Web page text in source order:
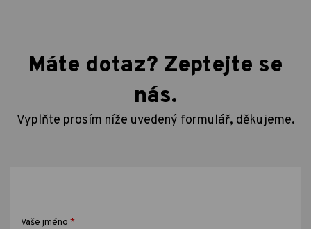
Máte dotaz? Zeptejte se
nás.
Vyplňte prosím níže uvedený formulář, děkujeme.
Vaše jméno *